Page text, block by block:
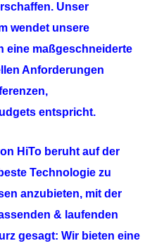
Unser
wendet unsere
eine maßgeschneiderte
Anforderungen
entspricht.
HiTo beruht auf der
Technologie zu
anzubieten, mit der
& laufenden
gesagt: Wir bieten eine